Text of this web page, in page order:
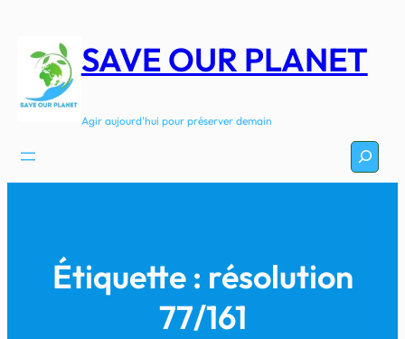
contenu
SAVE OUR PLANET
Agir aujourd'hui pour préserver demain
Étiquette : résolution
77/161